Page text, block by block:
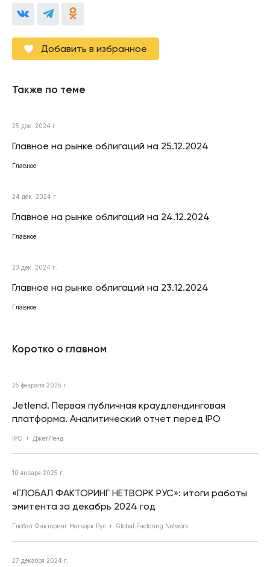
Добавить в избранное
Также по теме
25 дек. 2024 г.
Главное на рынке облигаций на 25.12.2024
Главное
24 дек. 2024 г.
Главное на рынке облигаций на 24.12.2024
Главное
23 дек. 2024 г.
Главное на рынке облигаций на 23.12.2024
Главное
Коротко о главном
25 февраля 2025 г.
Jetlend. Первая публичная краудлендинговая
платформа. Аналитический отчет перед IPO
IPO ДжетЛенд
10 января 2025 г.
«ГЛОБАЛ ФАКТОРИНГ НЕТВОРК РУС»: итоги работы
эмитента за декабрь 2024 год
Глобал Факторинг Нетворк Рус Global Factoring Network
27 декабря 2024 г.